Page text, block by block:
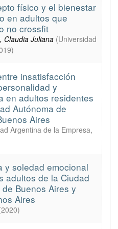
físico y el bienestar
en adultos que
no crossfit
Claudia Juliana (Universidad
)
insatisfacción
y
en adultos residentes
Autónoma de
Aires
Argentina de la Empresa,
y soledad emocional
adultos de la Ciudad
Buenos Aires y
Aires
2020)